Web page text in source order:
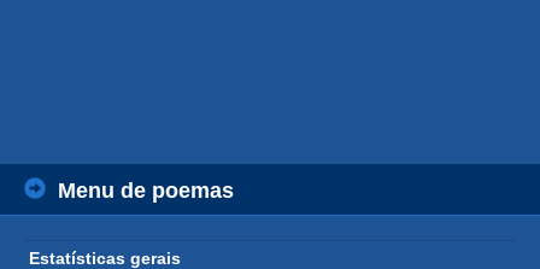
Menu de poemas
Estatísticas gerais